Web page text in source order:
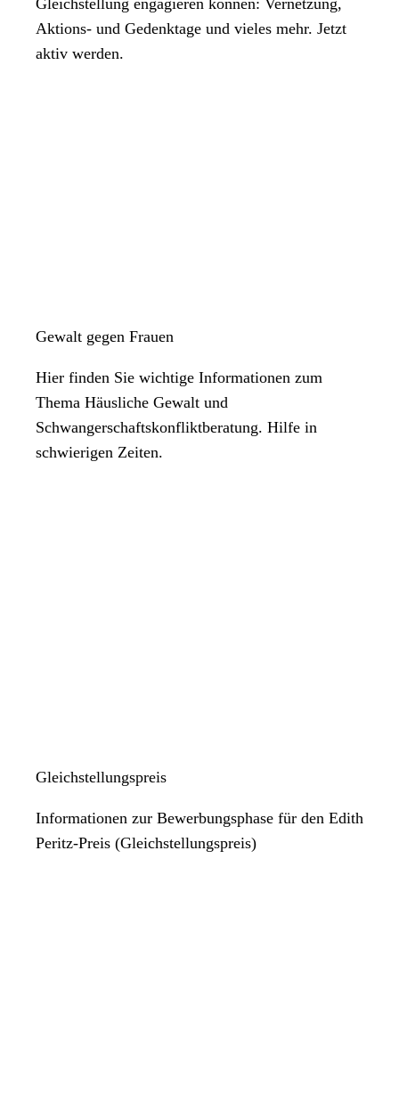
Gleichstellung engagieren können: Vernetzung,
Aktions- und Gedenktage und vieles mehr. Jetzt
aktiv werden.
Gewalt gegen Frauen
Hier finden Sie wichtige Informationen zum
Thema Häusliche Gewalt und
Schwangerschaftskonfliktberatung. Hilfe in
schwierigen Zeiten.
Gleichstellungspreis
Informationen zur Bewerbungsphase für den Edith
Peritz-Preis (Gleichstellungspreis)